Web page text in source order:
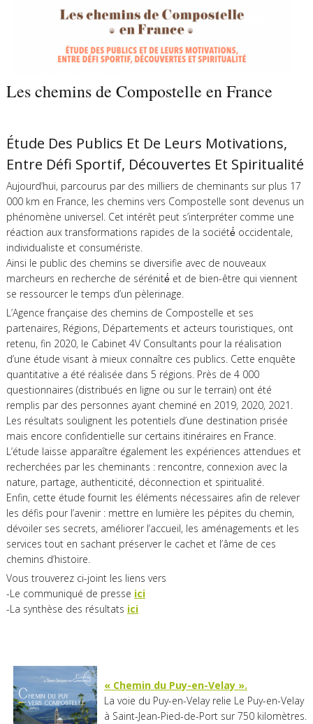
Les chemins de Compostelle en France
Étude Des Publics Et De Leurs Motivations,
Entre Défi Sportif, Découvertes Et Spiritualité
Aujourd’hui, parcourus par des milliers de cheminants sur plus 17
000 km en France, les chemins vers Compostelle sont devenus un
phénomène universel. Cet intérêt peut s’interpréter comme une
réaction aux transformations rapides de la société́ occidentale,
individualiste et consumériste.
Ainsi le public des chemins se diversifie avec de nouveaux
marcheurs en recherche de sérénité́ et de bien-être qui viennent
se ressourcer le temps d’un pèlerinage.
L’Agence française des chemins de Compostelle et ses
partenaires, Régions, Départements et acteurs touristiques, ont
retenu, fin 2020, le Cabinet 4V Consultants pour la réalisation
d’une étude visant à mieux connaître ces publics. Cette enquête
quantitative a été réalisée dans 5 régions. Près de 4 000
questionnaires (distribués en ligne ou sur le terrain) ont été
remplis par des personnes ayant cheminé en 2019, 2020, 2021.
Les résultats soulignent les potentiels d’une destination prisée
mais encore confidentielle sur certains itinéraires en France.
L’étude laisse apparaître également les expériences attendues et
recherchées par les cheminants : rencontre, connexion avec la
nature, partage, authenticité, déconnection et spiritualité.
Enfin, cette étude fournit les éléments nécessaires afin de relever
les défis pour l’avenir : mettre en lumière les pépites du chemin,
dévoiler ses secrets, améliorer l’accueil, les aménagements et les
services tout en sachant préserver le cachet et l’âme de ces
chemins d’histoire.
Vous trouverez ci-joint les liens vers
-Le communiqué de presse ici
-La synthèse des résultats ici
« Chemin du Puy-en-Velay ».
La voie du Puy-en-Velay relie Le Puy-en-Velay
à Saint-Jean-Pied-de-Port sur 750 kilomètres.